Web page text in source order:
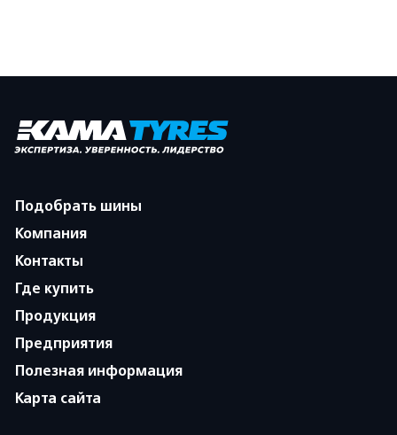
Подобрать шины
Компания
Контакты
Где купить
Продукция
Предприятия
Полезная информация
Карта сайта